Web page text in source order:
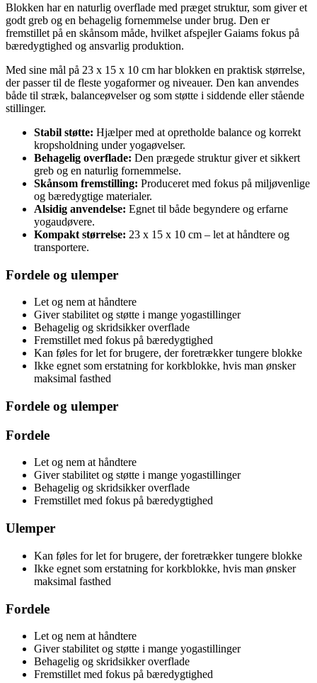
Blokken har en naturlig overflade med præget struktur, som giver et
godt greb og en behagelig fornemmelse under brug. Den er
fremstillet på en skånsom måde, hvilket afspejler Gaiams fokus på
bæredygtighed og ansvarlig produktion.
Med sine mål på 23 x 15 x 10 cm har blokken en praktisk størrelse,
der passer til de fleste yogaformer og niveauer. Den kan anvendes
både til stræk, balanceøvelser og som støtte i siddende eller stående
stillinger.
Stabil støtte: Hjælper med at opretholde balance og korrekt
kropsholdning under yogaøvelser.
Behagelig overflade: Den prægede struktur giver et sikkert
greb og en naturlig fornemmelse.
Skånsom fremstilling: Produceret med fokus på miljøvenlige
og bæredygtige materialer.
Alsidig anvendelse: Egnet til både begyndere og erfarne
yogaudøvere.
Kompakt størrelse: 23 x 15 x 10 cm – let at håndtere og
transportere.
Fordele og ulemper
Let og nem at håndtere
Giver stabilitet og støtte i mange yogastillinger
Behagelig og skridsikker overflade
Fremstillet med fokus på bæredygtighed
Kan føles for let for brugere, der foretrækker tungere blokke
Ikke egnet som erstatning for korkblokke, hvis man ønsker
maksimal fasthed
Fordele og ulemper
Fordele
Let og nem at håndtere
Giver stabilitet og støtte i mange yogastillinger
Behagelig og skridsikker overflade
Fremstillet med fokus på bæredygtighed
Ulemper
Kan føles for let for brugere, der foretrækker tungere blokke
Ikke egnet som erstatning for korkblokke, hvis man ønsker
maksimal fasthed
Fordele
Let og nem at håndtere
Giver stabilitet og støtte i mange yogastillinger
Behagelig og skridsikker overflade
Fremstillet med fokus på bæredygtighed